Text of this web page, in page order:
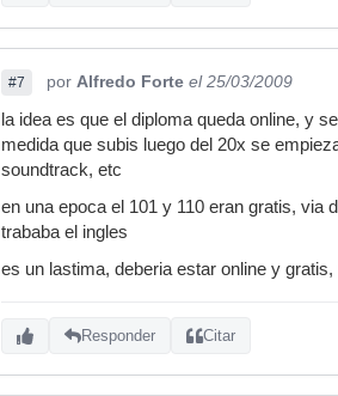
#7 por Alfredo Forte el 25/03/2009
la idea es que el diploma queda online, y
medida que subis luego del 20x se
soundtrack, etc
en una epoca el 101 y 110 eran gratis, via
trababa el ingles
es un lastima, deberia estar online y
Responder Citar